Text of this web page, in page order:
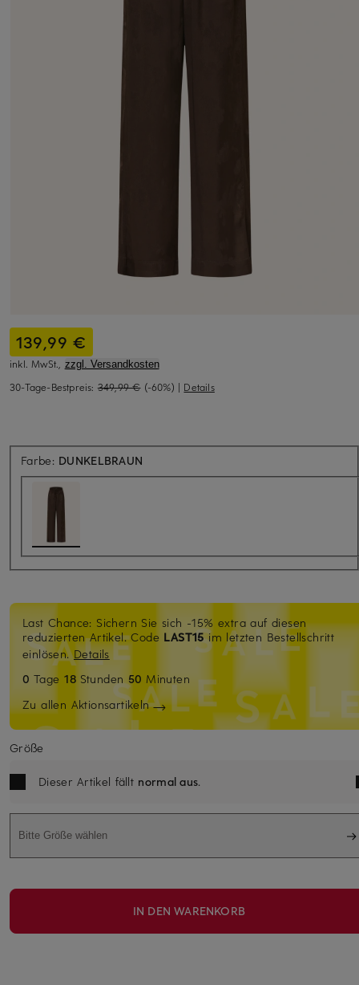
139,99 €
inkl. MwSt., zzgl. Versandkosten
30-Tage-Bestpreis: 349,99 € (-60%) | Details
Farbe: DUNKELBRAUN
Last Chance: Sichern Sie sich -15% extra auf diesen
reduzierten Artikel. Code LAST15im letzten Bestellschritt
einlösen.Details
0 Tage18 Stunden 50 Minuten
Zu allen Aktionsartikeln
Größe
Dieser Artikel fällt normal aus.
Bitte Größe wählen
IN DEN WARENKORB